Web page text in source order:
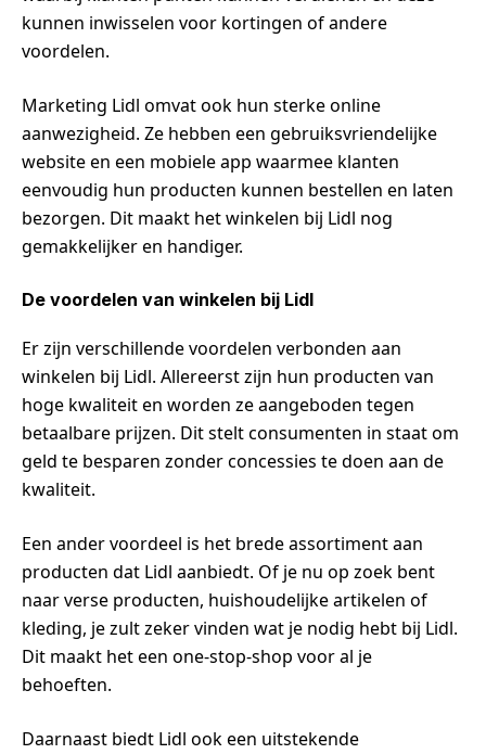
kunnen inwisselen voor kortingen of andere
voordelen.
Marketing Lidl omvat ook hun sterke online
aanwezigheid. Ze hebben een gebruiksvriendelijke
website en een mobiele app waarmee klanten
eenvoudig hun producten kunnen bestellen en laten
bezorgen. Dit maakt het winkelen bij Lidl nog
gemakkelijker en handiger.
De voordelen van winkelen bij Lidl
Er zijn verschillende voordelen verbonden aan
winkelen bij Lidl. Allereerst zijn hun producten van
hoge kwaliteit en worden ze aangeboden tegen
betaalbare prijzen. Dit stelt consumenten in staat om
geld te besparen zonder concessies te doen aan de
kwaliteit.
Een ander voordeel is het brede assortiment aan
producten dat Lidl aanbiedt. Of je nu op zoek bent
naar verse producten, huishoudelijke artikelen of
kleding, je zult zeker vinden wat je nodig hebt bij Lidl.
Dit maakt het een one-stop-shop voor al je
behoeften.
Daarnaast biedt Lidl ook een uitstekende